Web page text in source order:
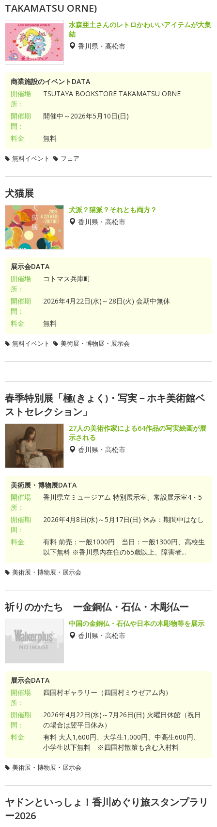
TAKAMATSU ORNE)
水森亜土さんのレトロかわいいアイテムが大集
結
香川県・高松市
商業施設のイベントDATA
開催場
所：
TSUTAYA BOOKSTORE TAKAMATSU ORNE
開催期
間：
開催中～2026年5月10日(日)
料金: 無料
無料イベント フェア
犬猫展
犬派？猫派？それとも両方？
香川県・高松市
展示会DATA
開催場
所：
コトマス兵庫町
開催期
間：
2026年4月22日(水)～28日(火) 会期中無休
料金: 無料
無料イベント 美術展・博物展・展示会
春季特別展「極(きょく)・写実－ホキ美術館ベ
ストセレクション」
27人の美術作家による64作品の写実絵画が展
示される
香川県・高松市
美術展・博物展DATA
開催場
所：
香川県立ミュージアム 特別展示室、常設展示室4・5
開催期
間：
2026年4月8日(水)～5月17日(日) 休み：期間中はなし
料金:
有料 前売：一般1000円 当日：一般1300円、高校生
以下無料 ※香川県内在住の65歳以上、障害者...
美術展・博物展・展示会
祈りのかたち ー金銅仏・石仏・木彫仏ー
中国の金銅仏・石仏や日本の木彫物等を展示
香川県・高松市
展示会DATA
開催場
所：
四国村ギャラリー（四国村ミウゼアム内）
開催期
間：
2026年4月22日(水)～7月26日(日) 火曜日休館（祝日
の場合は翌平日休み）
料金:
有料 大人1,600円、大学生1,000円、中高生600円、
小学生以下無料 ※四国村散策も含む入村料
美術展・博物展・展示会
ヤドンといっしょ！香川めぐり旅スタンプラリ
ー2026